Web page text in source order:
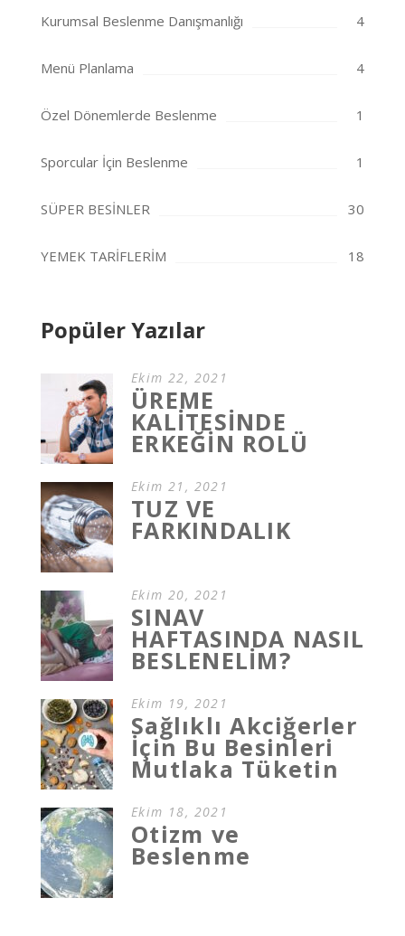
Kurumsal Beslenme Danışmanlığı 4
Menü Planlama 4
Özel Dönemlerde Beslenme 1
Sporcular İçin Beslenme 1
SÜPER BESİNLER 30
YEMEK TARİFLERİM 18
Popüler Yazılar
Ekim 22, 2021
ÜREME
KALİTESİNDE
ERKEĞİN ROLÜ
Ekim 21, 2021
TUZ VE
FARKINDALIK
Ekim 20, 2021
SINAV
HAFTASINDA NASIL
BESLENELİM?
Ekim 19, 2021
Sağlıklı Akciğerler
İçin Bu Besinleri
Mutlaka Tüketin
Ekim 18, 2021
Otizm ve
Beslenme